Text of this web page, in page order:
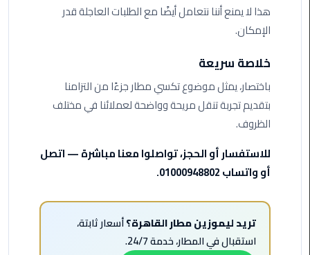
ليموزين
اسكندرية
ليموزين
الساحل
الشمالي
ليموزين
السخنة
هذا لا يمنع أننا نتعامل أيضًا مع الطلبات العاجلة قدر
الإمكان.
خلاصة سريعة
باختصار، يمثل موضوع تكسي مطار جزءًا من التزامنا
بتقديم تجربة تنقل مريحة وواضحة لعملائنا في مختلف
الظروف.
للاستفسار أو الحجز، تواصلوا معنا مباشرة — اتصل
أو واتساب 01000948802.
تريد ليموزين مطار القاهرة؟أسعار ثابتة،
استقبال في المطار، خدمة 24/7.